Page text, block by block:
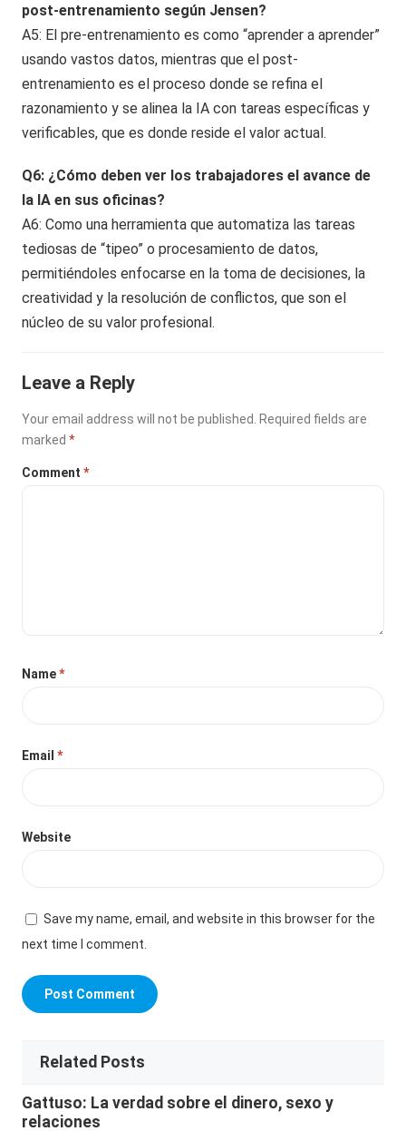
post-entrenamiento según Jensen?
A5: El pre-entrenamiento es como “aprender a aprender”
usando vastos datos, mientras que el post-
entrenamiento es el proceso donde se refina el
razonamiento y se alinea la IA con tareas específicas y
verificables, que es donde reside el valor actual.
Q6: ¿Cómo deben ver los trabajadores el avance de
la IA en sus oficinas?
A6: Como una herramienta que automatiza las tareas
tediosas de “tipeo” o procesamiento de datos,
permitiéndoles enfocarse en la toma de decisiones, la
creatividad y la resolución de conflictos, que son el
núcleo de su valor profesional.
Leave a Reply
Your email address will not be published.
Required fields are
marked*
Comment*
Name*
Email*
Website
Save my name, email, and website in this browser for the
next time I comment.
Related Posts
Gattuso: La verdad sobre el dinero, sexo y
relaciones